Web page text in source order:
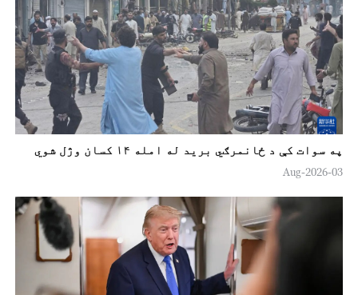
په سوات کې د ځانمرګي برید له امله ۱۴ کسان وژل شوي
03-Aug-2026